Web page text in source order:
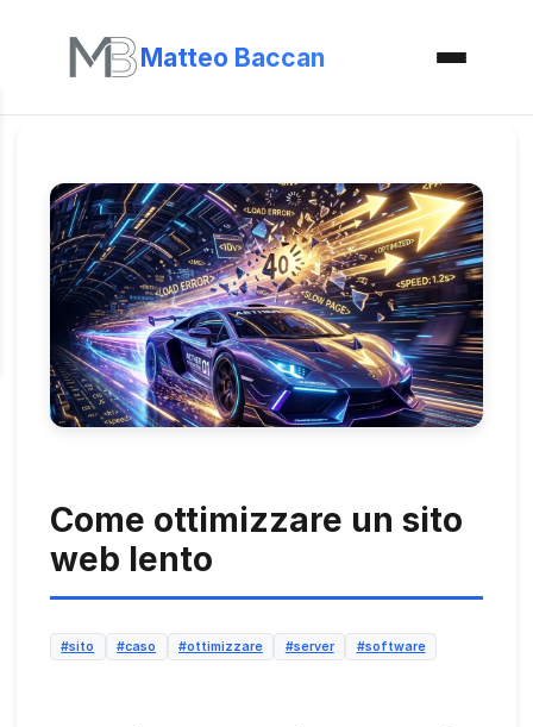
Matteo Baccan
Come ottimizzare un sito
web lento
#sito #caso #ottimizzare #server #software